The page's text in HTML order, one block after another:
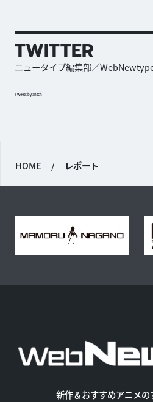
TWITTER
ニュータイプ編集部／
Tweets by antch
HOME / レポート
新作＆おすすめアニメの